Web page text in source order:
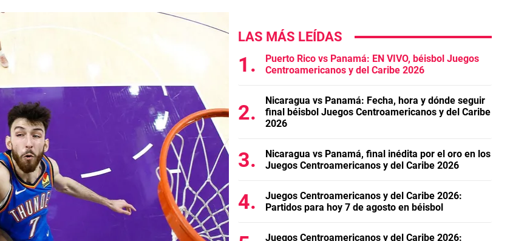
LAS MÁS LEÍDAS
Puerto Rico vs Panamá: EN VIVO, béisbol Juegos
Centroamericanos y del Caribe 2026
Nicaragua vs Panamá: Fecha, hora y dónde seguir
final béisbol Juegos Centroamericanos y del Caribe
2026
Nicaragua vs Panamá, final inédita por el oro en los
Juegos Centroamericanos y del Caribe 2026
Juegos Centroamericanos y del Caribe 2026:
Partidos para hoy 7 de agosto en béisbol
Juegos Centroamericanos y del Caribe 2026: